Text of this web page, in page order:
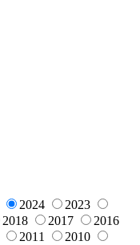
2024
2023
2018 2017
2016
2011
2010